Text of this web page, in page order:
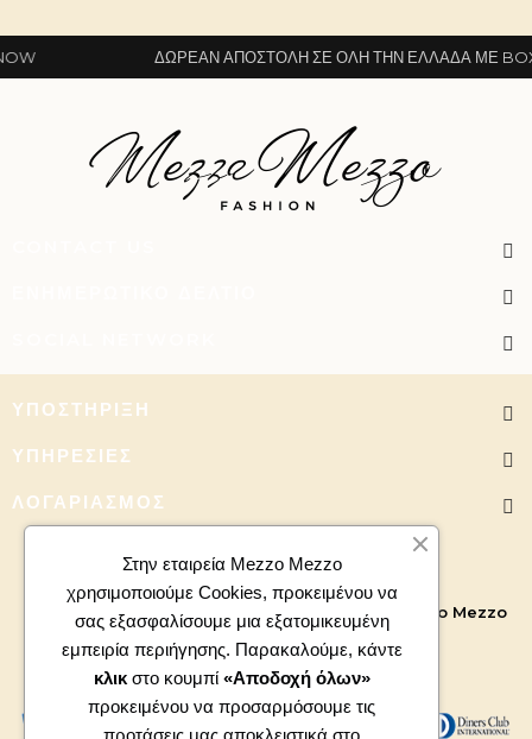
ΔΩΡΕΆΝ ΑΠΟΣΤΟΛΉ ΣΕ ΌΛΗ ΤΗΝ ΕΛΛΆΔΑ ΜΕ BOXNOW
ΥΠΟΣΤΉΡΙΞΗ
ΥΠΗΡΕΣΊΕΣ
ΛΟΓΑΡΙΑΣΜΌΣ
Copyright 2026 - All right reserved. Powered by Mezzo Mezzo
Στην εταιρεία Mezzo Mezzo
χρησιμοποιούμε Cookies, προκειμένου να
σας εξασφαλίσουμε μια εξατομικευμένη
εμπειρία περιήγησης. Παρακαλούμε, κάντε
κλικ στο κουμπί «Αποδοχή όλων»
προκειμένου να προσαρμόσουμε τις
προτάσεις μας αποκλειστικά στο